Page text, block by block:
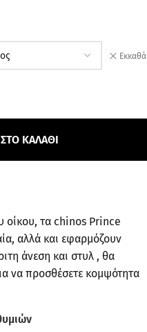
ΚΑΛΆΘΙ
οίκου, τα chinos Prince
αλλά και εφαρμόζουν
άνεση και στυλ , θα
να προσθέσετε κομψότητα